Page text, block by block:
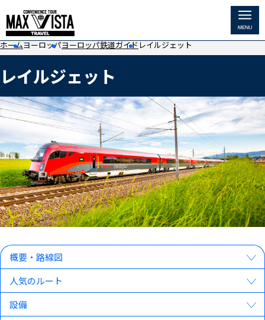
MENU
ホーム
国から探す
電車名から探す
ヨーロッパ鉄道周遊券を探す
アメリカ・カナダ
アジア・オセアニアなど
観光スポット
世界の豪華列車
旅のパーツ
お得なキャンペーン・お役立ち情報
ホームヨーロッパヨーロッパ鉄道ガイドレイルジェット
レイルジェット
概要・路線図
人気のルート
設備
概要・路線図
概要・路線図
人気のルート
座席クラス
料金体系
Q&A